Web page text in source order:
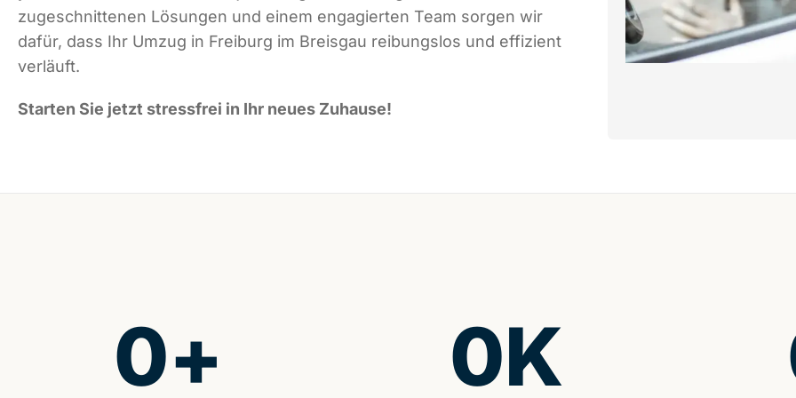
zugeschnittenen Lösungen und einem engagierten Team sorgen wir
dafür, dass Ihr Umzug in Freiburg im Breisgau reibungslos und effizient
verläuft.
Starten Sie jetzt stressfrei in Ihr neues Zuhause!
0+ 0K